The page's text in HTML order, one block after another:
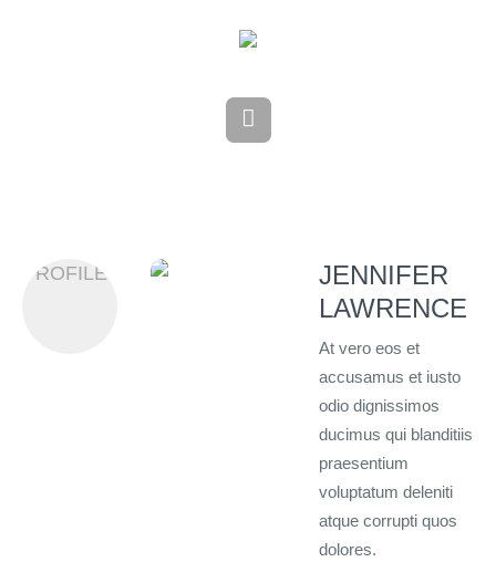
PROFILES
JENNIFER
LAWRENCE
At vero eos et
accusamus et iusto
odio dignissimos
ducimus qui blanditiis
praesentium
voluptatum deleniti
atque corrupti quos
dolores.